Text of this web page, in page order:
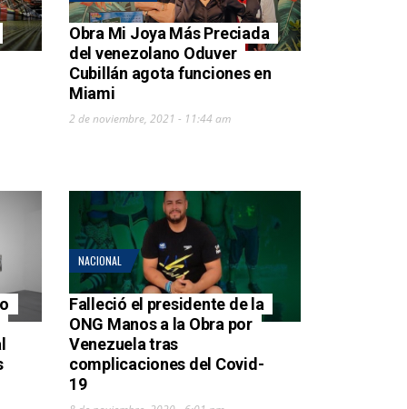
Obra Mi Joya Más Preciada
del venezolano Oduver
Cubillán agota funciones en
Miami
2 de noviembre, 2021 - 11:44 am
NACIONAL
Falleció el presidente de la
ONG Manos a la Obra por
Venezuela tras
complicaciones del Covid-
19